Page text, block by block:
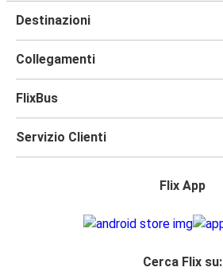
Destinazioni
Collegamenti
FlixBus
Servizio Clienti
Flix App
Cerca Flix su: